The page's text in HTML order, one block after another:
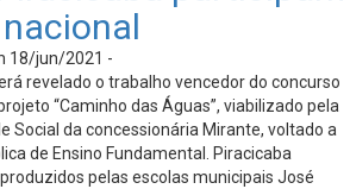
18/jun/2021 -
revelado o trabalho vencedor do concurso
“Caminho das Águas”, viabilizado pela
Social da concessionária Mirante, voltado a
de Ensino Fundamental. Piracicaba
pelas escolas municipais José